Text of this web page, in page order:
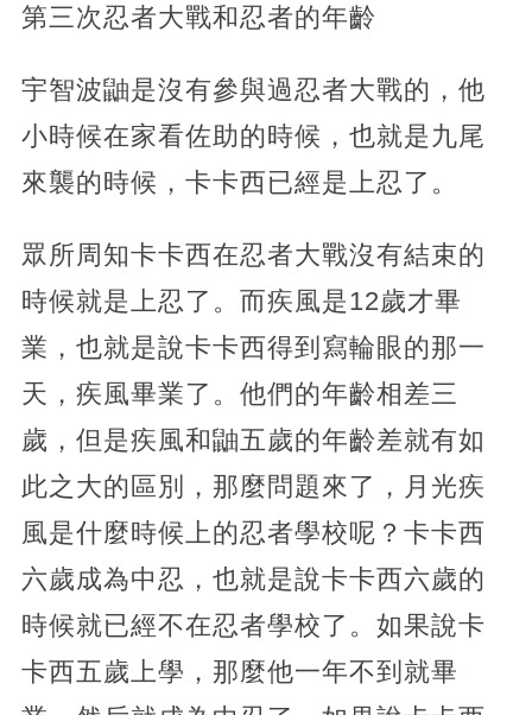
第三次忍者大戰和忍者的年齡
宇智波鼬是沒有參與過忍者大戰的，他
小時候在家看佐助的時候，也就是九尾
來襲的時候，卡卡西已經是上忍了。
眾所周知卡卡西在忍者大戰沒有結束的
時候就是上忍了。而疾風是12歲才畢
業，也就是說卡卡西得到寫輪眼的那一
天，疾風畢業了。他們的年齡相差三
歲，但是疾風和鼬五歲的年齡差就有如
此之大的區別，那麼問題來了，月光疾
風是什麼時候上的忍者學校呢？卡卡西
六歲成為中忍，也就是說卡卡西六歲的
時候就已經不在忍者學校了。如果說卡
卡西五歲上學，那麼他一年不到就畢